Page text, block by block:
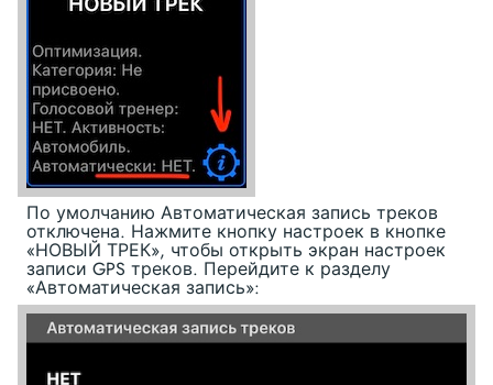
По умолчанию Автоматическая запись треков
отключена. Нажмите кнопку настроек в кнопке
«НОВЫЙ ТРЕК», чтобы открыть экран настроек
записи GPS треков. Перейдите к разделу
«Автоматическая запись»: